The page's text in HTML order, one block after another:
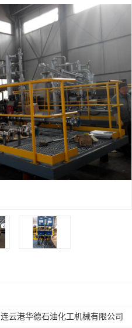
连云港华德石油化工机械有限公司